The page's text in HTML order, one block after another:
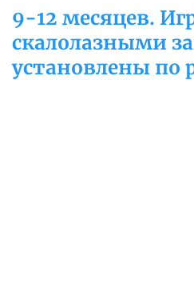
9-12 месяцев.
скалолазными
установлены по